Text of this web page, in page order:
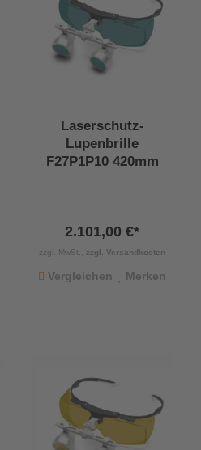
Laserschutz-
Lupenbrille
F27P1P10 420mm
2.101,00 €*
zzgl. MwSt., zzgl. Versandkosten
Vergleichen Merken